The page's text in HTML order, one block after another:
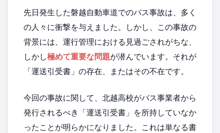
先日発生した磐越自動車道でのバス事故は、多く
の人々に衝撃を与えました。しかし、この事故の
背景には、運行管理における見過ごされがちな、
しかし極めて重要な問題が潜んでいます。それが
「運送引受書」の存在、またはその不在です。
今回の事故に関して、北越高校がバス事業者から
発行されるべき「運送引受書」を所持していなか
ったことが明らかになりました。これは単なる書